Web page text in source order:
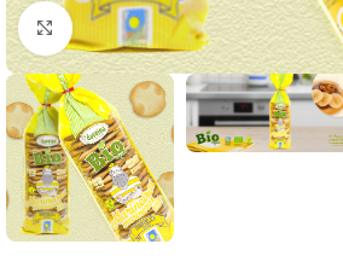
Click to enlarge